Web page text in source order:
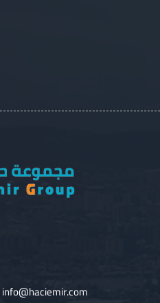
info@haciemir.com